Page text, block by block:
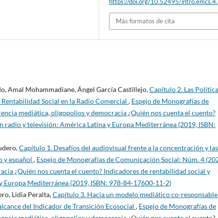
Más formatos de cita
Amal Mohammadiane, Ángel García Castillejo,Capítulo 2. Las
Social en la Radio Comercial , Espejo de Monografías de
mediática, oligopolios y democracia ¿Quién nos cuenta el cuento?
y televisión: América Latina y Europa Mediterránea (2019, ISBN:
Capítulo 1. Desafíos del audiovisual frente a la concentración y las
y español , Espejo de Monografías de Comunicación Social: Núm. 4
¿Quién nos cuenta el cuento? Indicadores de rentabilidad social y
Mediterránea (2019, ISBN: 978-84-17600-11-2)
Lidia Peralta,Capítulo 3. Hacia un modelo mediático co-
del Indicador de Transición Ecosocial , Espejo de Monografías de